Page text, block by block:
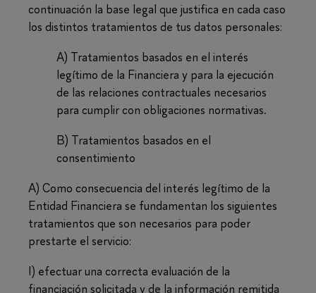
continuación la base legal que justifica en cada caso
los distintos tratamientos de tus datos personales:
A) Tratamientos basados en el interés
legítimo de la Financiera y para la ejecución
de las relaciones contractuales necesarios
para cumplir con obligaciones normativas.
B) Tratamientos basados en el
consentimiento
A) Como consecuencia del interés legítimo de la
Entidad Financiera se fundamentan los siguientes
tratamientos que son necesarios para poder
prestarte el servicio:
I) efectuar una correcta evaluación de la
financiación solicitada y de la información remitida